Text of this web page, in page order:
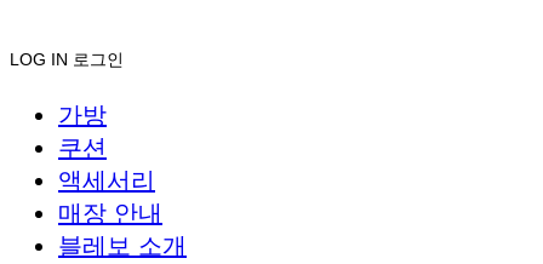
LOG IN 로그인
가방
쿠션
액세서리
매장 안내
블레보 소개